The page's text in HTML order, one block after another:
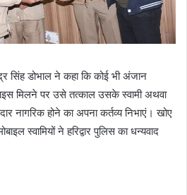
सिंह डोभाल ने कहा कि कोई भी अंजान
मिलने पर उसे तत्काल उसके स्वामी अथवा
नागरिक होने का अपना कर्तव्य निभाएं। खोए
स्वामियों ने हरिद्वार पुलिस का धन्यवाद